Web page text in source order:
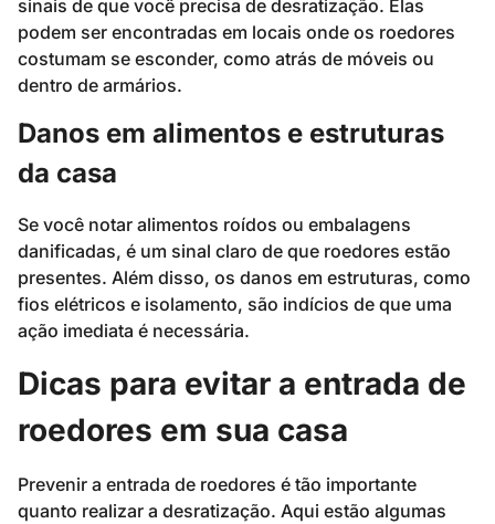
sinais de que você precisa de desratização. Elas
podem ser encontradas em locais onde os roedores
costumam se esconder, como atrás de móveis ou
dentro de armários.
Danos em alimentos e estruturas
da casa
Se você notar alimentos roídos ou embalagens
danificadas, é um sinal claro de que roedores estão
presentes. Além disso, os danos em estruturas, como
fios elétricos e isolamento, são indícios de que uma
ação imediata é necessária.
Dicas para evitar a entrada de
roedores em sua casa
Prevenir a entrada de roedores é tão importante
quanto realizar a desratização. Aqui estão algumas